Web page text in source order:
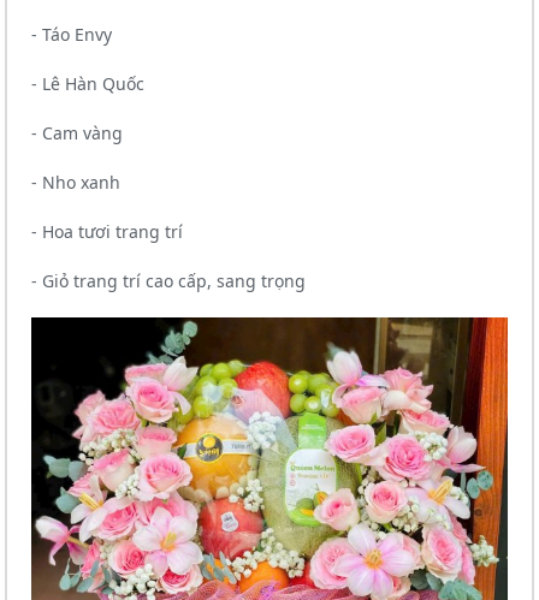
- Táo Envy
- Lê Hàn Quốc
- Cam vàng
- Nho xanh
- Hoa tươi trang trí
- Giỏ trang trí cao cấp, sang trọng